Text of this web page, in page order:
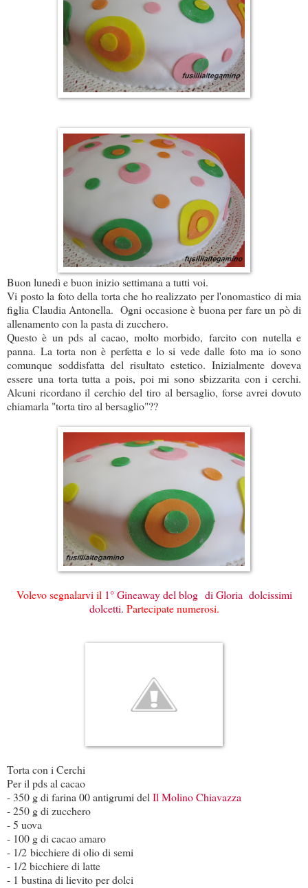
Buon lunedì e buon inizio settimana a tutti voi.
Vi posto la foto della torta che ho realizzato per l'onomastico di mia
figlia Claudia Antonella. Ogni occasione è buona per fare un pò di
allenamento con la pasta di zucchero.
Questo è un pds al cacao, molto morbido, farcito con nutella e
panna. La torta non è perfetta e lo si vede dalle foto ma io sono
comunque soddisfatta del risultato estetico. Inizialmente doveva
essere una torta tutta a pois, poi mi sono sbizzarita con i cerchi.
Alcuni ricordano il cerchio del tiro al bersaglio, forse avrei dovuto
chiamarla "torta tiro al bersaglio"??
Volevo segnalarvi il 1° Gineaway del blog di Gloria dolcissimi
dolcetti. Partecipate numerosi.
Torta con i Cerchi
Per il pds al cacao
- 350 g di farina 00 antigrumi delIl Molino Chiavazza
- 250 g di zucchero
- 5 uova
- 100 g di cacao amaro
- 1/2 bicchiere di olio di semi
- 1/2 bicchiere di latte
- 1 bustina di lievito per dolci